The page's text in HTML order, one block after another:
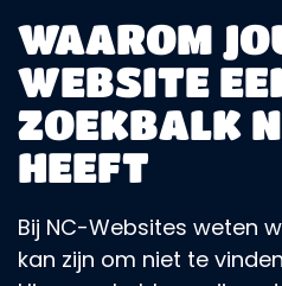
WAAROM
WEBSITE
ZOEKBALK
HEEFT
Bij NC-Websites weten
kan zijn om niet te